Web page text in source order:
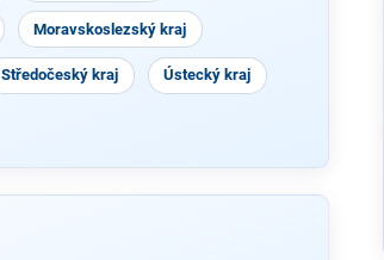
Moravskoslezský kraj
Středočeský kraj Ústecký kraj